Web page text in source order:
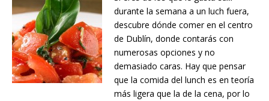
durante la semana a un luch fuera,
descubre dónde comer en el centro
de Dublín, donde contarás con
numerosas opciones y no
demasiado caras. Hay que pensar
que la comida del lunch es en teoría
más ligera que la de la cena, por lo